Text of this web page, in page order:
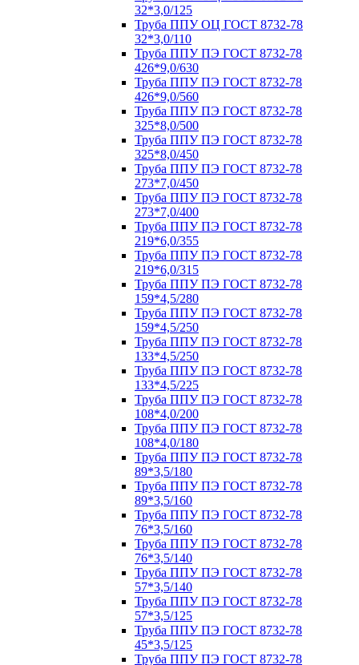
32*3,0/125
Труба ППУ ОЦ ГОСТ 8732-78
32*3,0/110
Труба ППУ ПЭ ГОСТ 8732-78
426*9,0/630
Труба ППУ ПЭ ГОСТ 8732-78
426*9,0/560
Труба ППУ ПЭ ГОСТ 8732-78
325*8,0/500
Труба ППУ ПЭ ГОСТ 8732-78
325*8,0/450
Труба ППУ ПЭ ГОСТ 8732-78
273*7,0/450
Труба ППУ ПЭ ГОСТ 8732-78
273*7,0/400
Труба ППУ ПЭ ГОСТ 8732-78
219*6,0/355
Труба ППУ ПЭ ГОСТ 8732-78
219*6,0/315
Труба ППУ ПЭ ГОСТ 8732-78
159*4,5/280
Труба ППУ ПЭ ГОСТ 8732-78
159*4,5/250
Труба ППУ ПЭ ГОСТ 8732-78
133*4,5/250
Труба ППУ ПЭ ГОСТ 8732-78
133*4,5/225
Труба ППУ ПЭ ГОСТ 8732-78
108*4,0/200
Труба ППУ ПЭ ГОСТ 8732-78
108*4,0/180
Труба ППУ ПЭ ГОСТ 8732-78
89*3,5/180
Труба ППУ ПЭ ГОСТ 8732-78
89*3,5/160
Труба ППУ ПЭ ГОСТ 8732-78
76*3,5/160
Труба ППУ ПЭ ГОСТ 8732-78
76*3,5/140
Труба ППУ ПЭ ГОСТ 8732-78
57*3,5/140
Труба ППУ ПЭ ГОСТ 8732-78
57*3,5/125
Труба ППУ ПЭ ГОСТ 8732-78
45*3,5/125
Труба ППУ ПЭ ГОСТ 8732-78